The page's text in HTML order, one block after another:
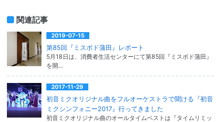
関連記事
2019-07-15
第85回『ミスボド蒲田』レポート
5月18日は、消費者生活センターにて第85回『ミスボド蒲田』
を開…
2017-11-29
初音ミクオリジナル曲をフルオーケストラで聞ける『初音
ミクシンフォニー2017』行ってきました
初音ミクオリジナル曲のオールタイムベストは『タイムリミッ